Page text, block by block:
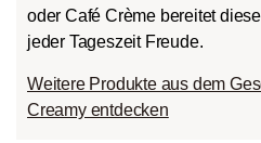
oder Café Crème bereitet
jeder Tageszeit Freude.
Weitere Produkte aus dem
Creamy entdecken